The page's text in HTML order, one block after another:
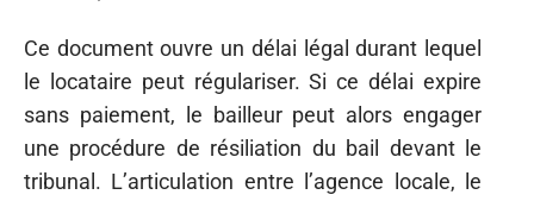
Ce document ouvre un délai légal durant lequel
le locataire peut régulariser. Si ce délai expire
sans paiement, le bailleur peut alors engager
une procédure de résiliation du bail devant le
tribunal. L’articulation entre l’agence locale, le